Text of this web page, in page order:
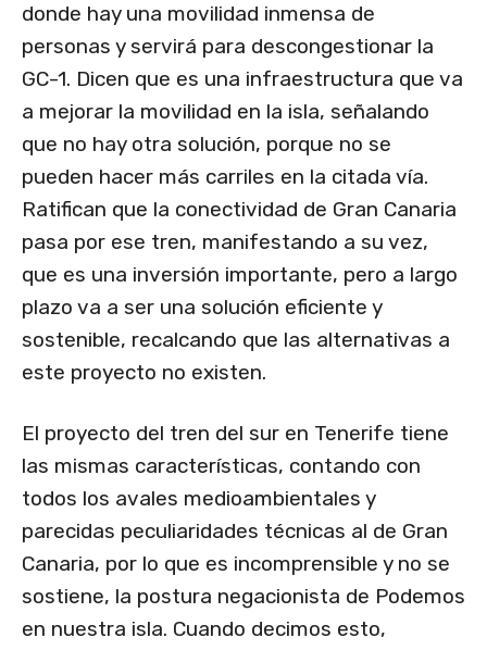
donde hay una movilidad inmensa de
personas y servirá para descongestionar la
GC-1. Dicen que es una infraestructura que va
a mejorar la movilidad en la isla, señalando
que no hay otra solución, porque no se
pueden hacer más carriles en la citada vía.
Ratifican que la conectividad de Gran Canaria
pasa por ese tren, manifestando a su vez,
que es una inversión importante, pero a largo
plazo va a ser una solución eficiente y
sostenible, recalcando que las alternativas a
este proyecto no existen.
El proyecto del tren del sur en Tenerife tiene
las mismas características, contando con
todos los avales medioambientales y
parecidas peculiaridades técnicas al de Gran
Canaria, por lo que es incomprensible y no se
sostiene, la postura negacionista de Podemos
en nuestra isla. Cuando decimos esto,